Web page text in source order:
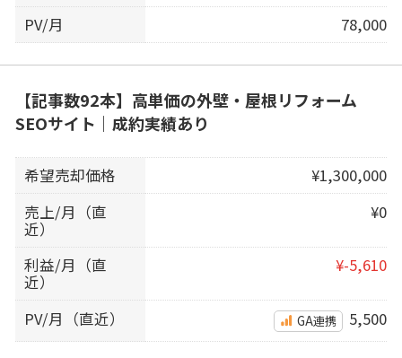
PV/月 78,000
【記事数92本】高単価の外壁・屋根リフォーム
SEOサイト｜成約実績あり
希望売却価格
¥1,300,000
売上/月（直
近）
¥0
利益/月（直
近）
¥-5,610
PV/月（直近） GA連携 5,500